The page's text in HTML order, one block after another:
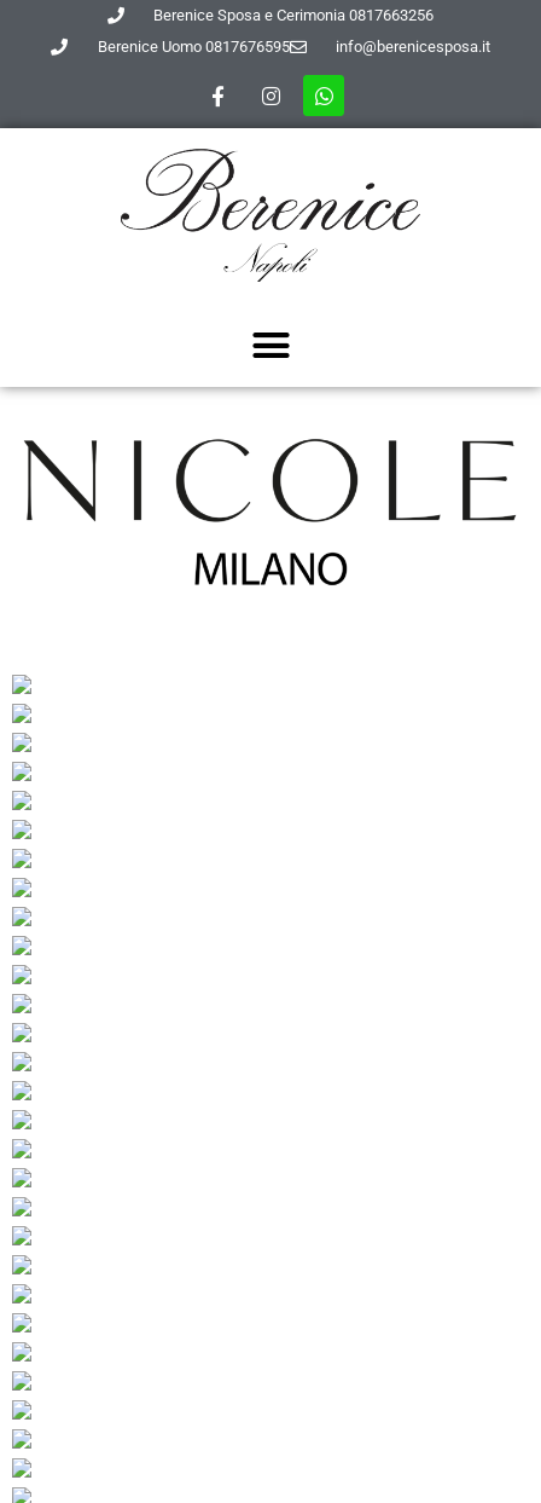
Berenice Sposa e Cerimonia 0817663256
Berenice Uomo 0817676595
info@berenicesposa.it